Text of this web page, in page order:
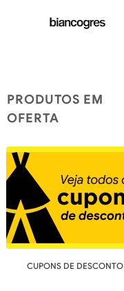
PRODUTOS EM
OFERTA
CUPONS DE DESCONTO